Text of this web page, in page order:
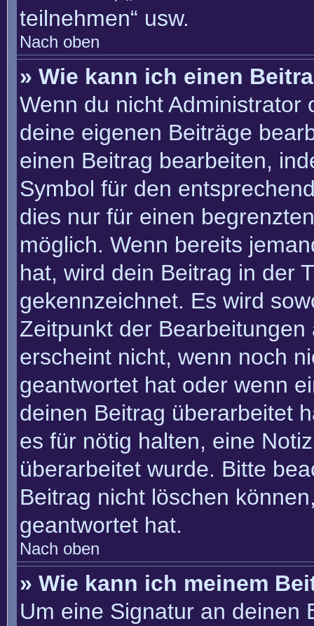
teilnehmen“ usw.
Nach oben
» Wie kann ich einen
Wenn du nicht
deine eigenen Beiträge
einen Beitrag bearbeiten,
Symbol für den
dies nur für einen
möglich. Wenn bereits
hat, wird dein Beitrag in der
gekennzeichnet. Es wird
Zeitpunkt der
erscheint nicht, wenn noch
geantwortet hat oder wenn
deinen Beitrag überarbeitet
es für nötig halten, eine
überarbeitet wurde. Bitte
Beitrag nicht löschen
geantwortet hat.
Nach oben
» Wie kann ich meinem
Um eine Signatur an deinen